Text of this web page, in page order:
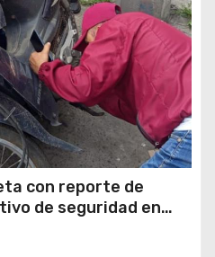
con reporte de
de seguridad en